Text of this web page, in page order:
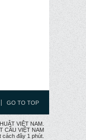
GO TO TOP
VIỆT NAM.
CÂU VIỆT NAM
cách đây 1 phút.